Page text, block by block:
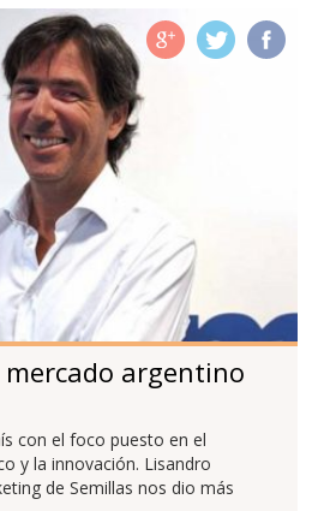
mercado argentino
con el foco puesto en el
y la innovación. Lisandro
de Semillas nos dio más